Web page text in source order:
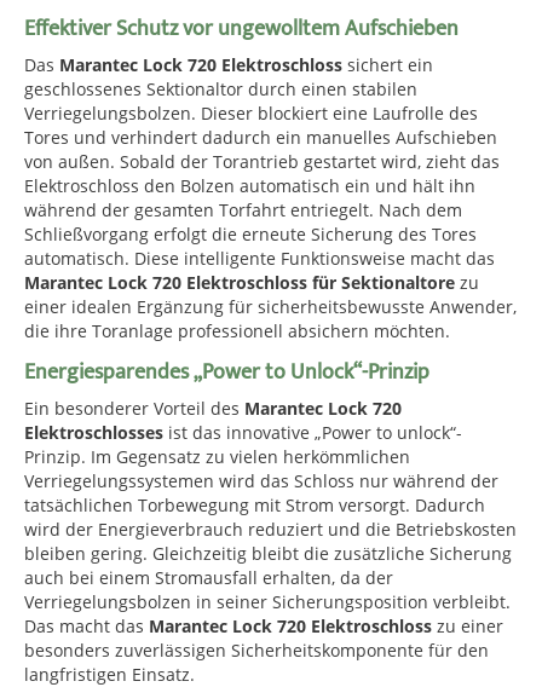
Effektiver Schutz vor ungewolltem Aufschieben
Das Marantec Lock 720 Elektroschloss sichert ein
geschlossenes Sektionaltor durch einen stabilen
Verriegelungsbolzen. Dieser blockiert eine Laufrolle des
Tores und verhindert dadurch ein manuelles Aufschieben
von außen. Sobald der Torantrieb gestartet wird, zieht das
Elektroschloss den Bolzen automatisch ein und hält ihn
während der gesamten Torfahrt entriegelt. Nach dem
Schließvorgang erfolgt die erneute Sicherung des Tores
automatisch. Diese intelligente Funktionsweise macht das
Marantec Lock 720 Elektroschloss für Sektionaltore zu
einer idealen Ergänzung für sicherheitsbewusste Anwender,
die ihre Toranlage professionell absichern möchten.
Energiesparendes „Power to Unlock“-Prinzip
Ein besonderer Vorteil des Marantec Lock 720
Elektroschlosses ist das innovative „Power to unlock“-
Prinzip. Im Gegensatz zu vielen herkömmlichen
Verriegelungssystemen wird das Schloss nur während der
tatsächlichen Torbewegung mit Strom versorgt. Dadurch
wird der Energieverbrauch reduziert und die Betriebskosten
bleiben gering. Gleichzeitig bleibt die zusätzliche Sicherung
auch bei einem Stromausfall erhalten, da der
Verriegelungsbolzen in seiner Sicherungsposition verbleibt.
Das macht das Marantec Lock 720 Elektroschloss zu einer
besonders zuverlässigen Sicherheitskomponente für den
langfristigen Einsatz.